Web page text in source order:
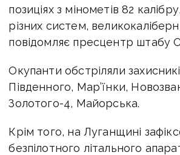
позиціях з мінометів 82
різних систем,
повідомляє пресцентр штабу
Окупанти обстріляли
Південного, Мар’їнки,
Золотого-4, Майорська.
Крім того, на Луганщині
безпілотного літального